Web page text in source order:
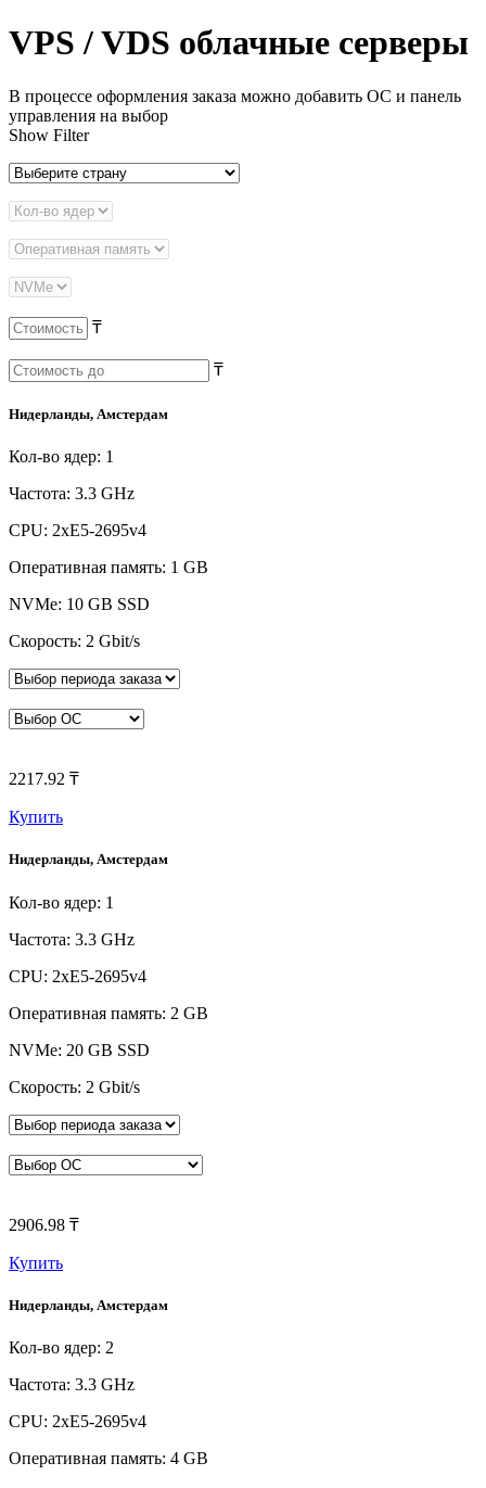
VPS / VDS облачные серверы
В процессе оформления заказа можно добавить ОС и панель
управления на выбор
Show Filter
₸
₸
Нидерланды, Амстердам
Кол-во ядер: 1
Частота: 3.3 GHz
CPU: 2xE5-2695v4
Оперативная память: 1 GB
NVMe: 10 GB SSD
Скорость: 2 Gbit/s
2217.92 ₸
Купить
Нидерланды, Амстердам
Кол-во ядер: 1
Частота: 3.3 GHz
CPU: 2xE5-2695v4
Оперативная память: 2 GB
NVMe: 20 GB SSD
Скорость: 2 Gbit/s
2906.98 ₸
Купить
Нидерланды, Амстердам
Кол-во ядер: 2
Частота: 3.3 GHz
CPU: 2xE5-2695v4
Оперативная память: 4 GB